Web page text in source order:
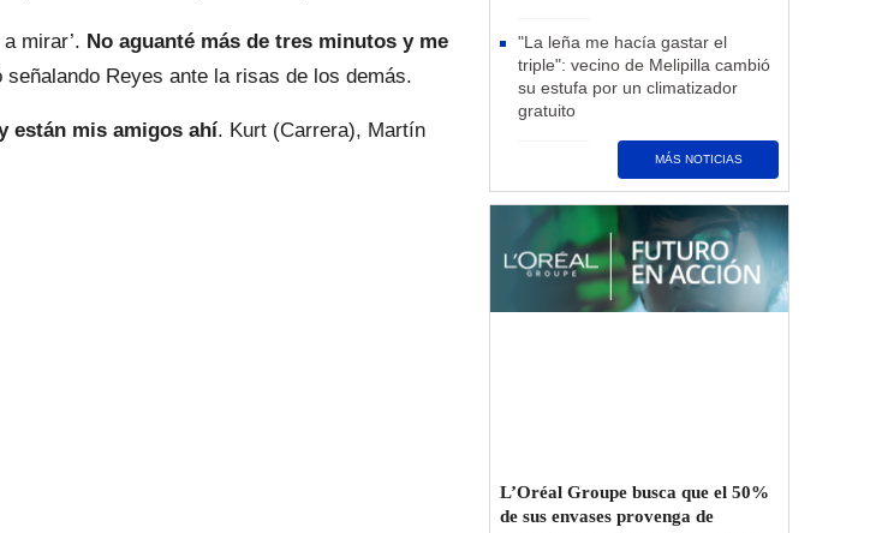
mirar’. No aguanté más de tres minutos y me
señalando Reyes ante la risas de los demás.
están mis amigos ahí. Kurt (Carrera), Martín
"La leña me hacía gastar el
triple": vecino de Melipilla cambió
su estufa por un climatizador
gratuito
MÁS NOTICIAS
L’Oréal Groupe busca que el 50%
de sus envases provenga de